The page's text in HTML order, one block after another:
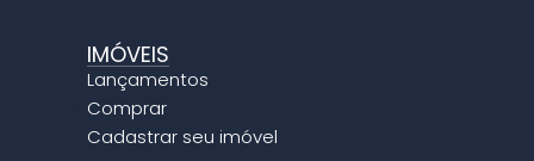
IMÓVEIS
Lançamentos
Comprar
Cadastrar seu imóvel